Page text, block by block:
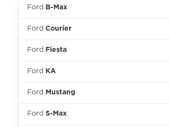
Ford B-Max
Ford Courier
Ford Fiesta
Ford KA
Ford Mustang
Ford S-Max